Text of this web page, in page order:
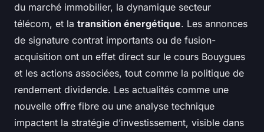
du marché immobilier, la dynamique secteur
télécom, et la transition énergétique. Les annonces
de signature contrat importants ou de fusion-
acquisition ont un effet direct sur le cours Bouygues
et les actions associées, tout comme la politique de
rendement dividende. Les actualités comme une
nouvelle offre fibre ou une analyse technique
impactent la stratégie d’investissement, visible dans